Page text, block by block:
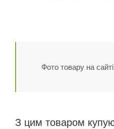
Фото товару на
З цим товаром